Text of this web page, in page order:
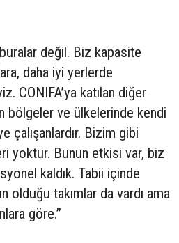
değil. Biz kapasite
daha iyi yerlerde
CONIFA’ya katılan diğer
bölgeler ve ülkelerinde kendi
çalışanlardır. Bizim gibi
yoktur. Bunun etkisi var, biz
kaldık. Tabii içinde
olduğu takımlar da vardı ama
göre.”